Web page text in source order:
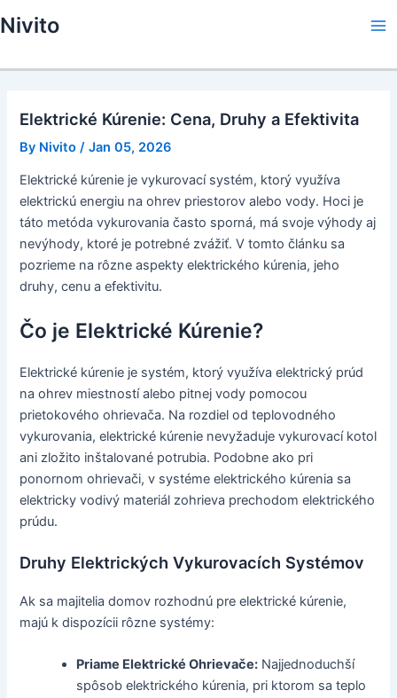
to
Nivito
Elektrické Kúrenie: Cena, Druhy a Efektivita
By Nivito /Jan 05, 2026
Elektrické kúrenie je vykurovací systém, ktorý využíva
elektrickú energiu na ohrev priestorov alebo vody. Hoci je
táto metóda vykurovania často sporná, má svoje výhody aj
nevýhody, ktoré je potrebné zvážiť. V tomto článku sa
pozrieme na rôzne aspekty elektrického kúrenia, jeho
druhy, cenu a efektivitu.
Čo je Elektrické Kúrenie?
Elektrické kúrenie je systém, ktorý využíva elektrický prúd
na ohrev miestností alebo pitnej vody pomocou
prietokového ohrievača. Na rozdiel od teplovodného
vykurovania, elektrické kúrenie nevyžaduje vykurovací kotol
ani zložito inštalované potrubia. Podobne ako pri
ponornom ohrievači, v systéme elektrického kúrenia sa
elektricky vodivý materiál zohrieva prechodom elektrického
prúdu.
Druhy Elektrických Vykurovacích Systémov
Ak sa majitelia domov rozhodnú pre elektrické kúrenie,
majú k dispozícii rôzne systémy:
Priame Elektrické Ohrievače: Najjednoduchší
spôsob elektrického kúrenia, pri ktorom sa teplo